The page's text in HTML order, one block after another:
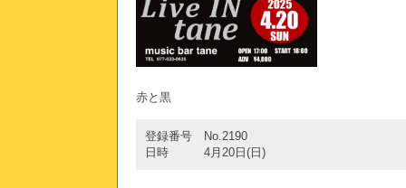
赤と黒
登録番号
No.2190
日時
4月20日(日)